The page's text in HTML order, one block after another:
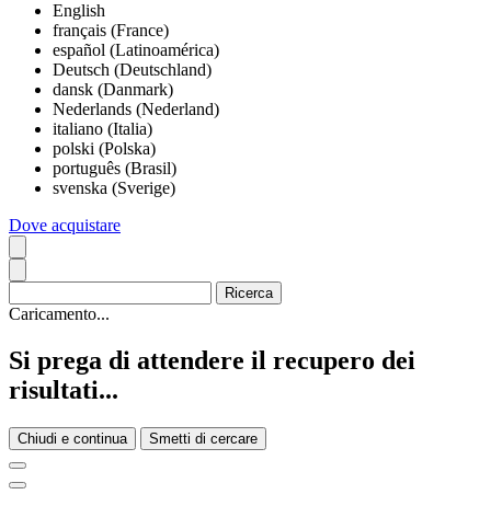
English
français (France)
español (Latinoamérica)
Deutsch (Deutschland)
dansk (Danmark)
Nederlands (Nederland)
italiano (Italia)
polski (Polska)
português (Brasil)
svenska (Sverige)
Dove acquistare
Caricamento...
Si prega di attendere il recupero dei
risultati...
Chiudi e continua Smetti di cercare